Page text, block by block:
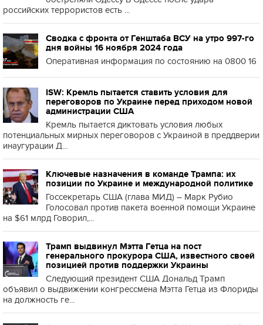
российских террористов есть ...
Сводка с фронта от Генштаба ВСУ на утро 997-го
дня войны 16 ноября 2024 года
Оперативная информация по состоянию на 0800 16
ISW: Кремль пытается ставить условия для
переговоров по Украине перед приходом новой
администрации США
Кремль пытается диктовать условия любых
потенциальных мирных переговоров с Украиной в преддверии
инаугурации Д...
Ключевые назначения в команде Трампа: их
позиции по Украине и международной политике
Госсекретарь США (глава МИД) – Марк Рубио
Голосовал против пакета военной помощи Украине
на $61 млрд Говорил,...
Трамп выдвинул Мэтта Гетца на пост
генерального прокурора США, известного своей
позицией против поддержки Украины
Следующий президент США Дональд Трамп
объявил о выдвижении конгрессмена Мэтта Гетца из Флориды
на должность ге...